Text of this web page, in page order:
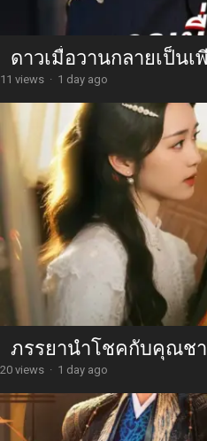
ดาวเมื่อวานกลายเป็นเ
11 views · 1 day ago
ภรรยานำโชคกับคุณช
20 views · 1 day ago